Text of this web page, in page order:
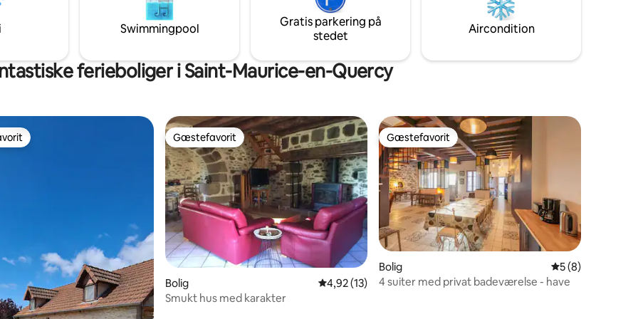
og dens marked lørdag
en dialog med stedets historie.
Swimmingpool
Gratis parkering på
stedet
Aircondition
ferieboliger i Saint-Maurice-en-Quercy
bedømmelse, 9 omtaler
Gæstefavorit
Gæstefavorit
Bolig 4,92 ud af 5 i gennemsnitlig bedømmelse, 13 omtaler
4,92 (13)
Smukt hus med karakter
Gæstefavorit
Gæstefavorit
Bolig 5 ud af 5 i
5 (8)
4 suiter med privat badeværelse - have